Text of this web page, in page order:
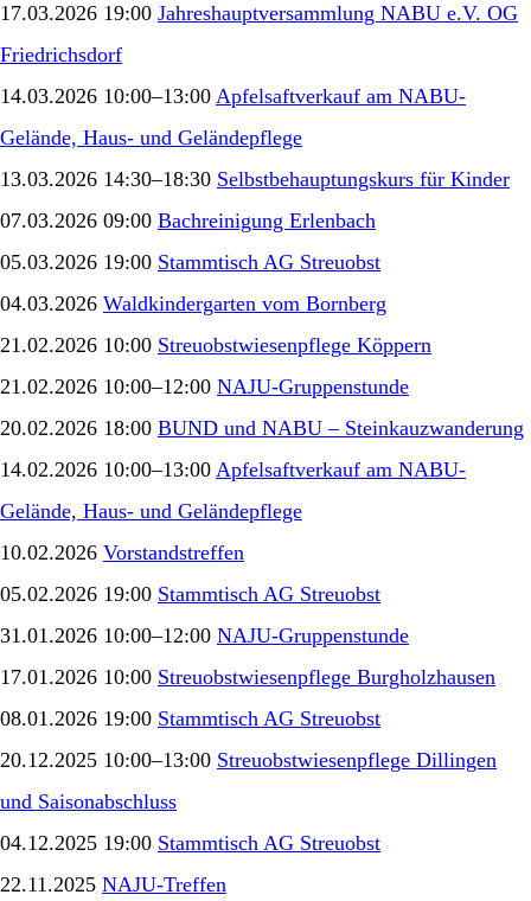
17.03.2026 19:00 Jahreshauptversammlung NABU e.V. OG
Friedrichsdorf
14.03.2026 10:00–13:00 Apfelsaftverkauf am NABU-
Gelände, Haus- und Geländepflege
13.03.2026 14:30–18:30 Selbstbehauptungskurs für Kinder
07.03.2026 09:00 Bachreinigung Erlenbach
05.03.2026 19:00 Stammtisch AG Streuobst
04.03.2026 Waldkindergarten vom Bornberg
21.02.2026 10:00 Streuobstwiesenpflege Köppern
21.02.2026 10:00–12:00 NAJU-Gruppenstunde
20.02.2026 18:00 BUND und NABU – Steinkauzwanderung
14.02.2026 10:00–13:00 Apfelsaftverkauf am NABU-
Gelände, Haus- und Geländepflege
10.02.2026 Vorstandstreffen
05.02.2026 19:00 Stammtisch AG Streuobst
31.01.2026 10:00–12:00 NAJU-Gruppenstunde
17.01.2026 10:00 Streuobstwiesenpflege Burgholzhausen
08.01.2026 19:00 Stammtisch AG Streuobst
20.12.2025 10:00–13:00 Streuobstwiesenpflege Dillingen
und Saisonabschluss
04.12.2025 19:00 Stammtisch AG Streuobst
22.11.2025 NAJU-Treffen